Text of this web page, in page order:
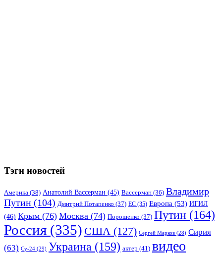
Тэги новостей
Америка (38) Анатолий Вассерман (45) Вассерман (36) Владимир
Путин (104) Дмитрий Потапенко (37) ЕС (35) Европа (53) ИГИЛ
(46) Крым (76) Москва (74) Порошенко (37) Путин (164)
Россия (335) США (127) Сергей Марков (28) Сирия
(63) Су-24 (29) Украина (159) актер (41) видео